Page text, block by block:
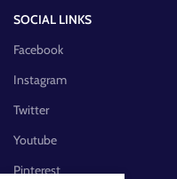
SOCIAL LINKS
Facebook
Instagram
Twitter
Youtube
Pinterest